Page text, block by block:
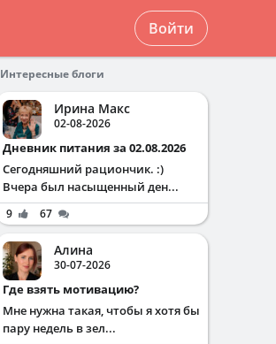
Войти
Интересные блоги
Ирина Макс
02-08-2026
Дневник питания за 02.08.2026
Сегодняшний рациончик. :)
Вчера был насыщенный ден...
9 67
Алина
30-07-2026
Где взять мотивацию?
Мне нужна такая, чтобы я хотя бы
пару недель в зел...